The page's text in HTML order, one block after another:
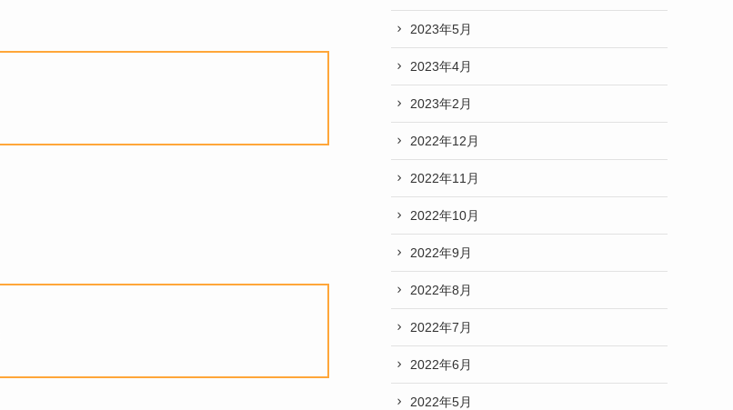
2023年5月
2023年4月
2023年2月
2022年12月
2022年11月
2022年10月
2022年9月
2022年8月
2022年7月
2022年6月
2022年5月